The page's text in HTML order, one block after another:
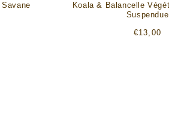
Koala & Balancelle
Suspendue
Prix
€13,00